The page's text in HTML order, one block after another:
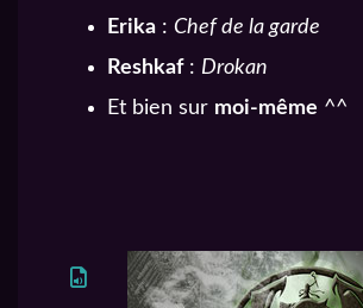
Erika : Chef de la garde
Reshkaf: Drokan
Et bien sur moi-même ^^